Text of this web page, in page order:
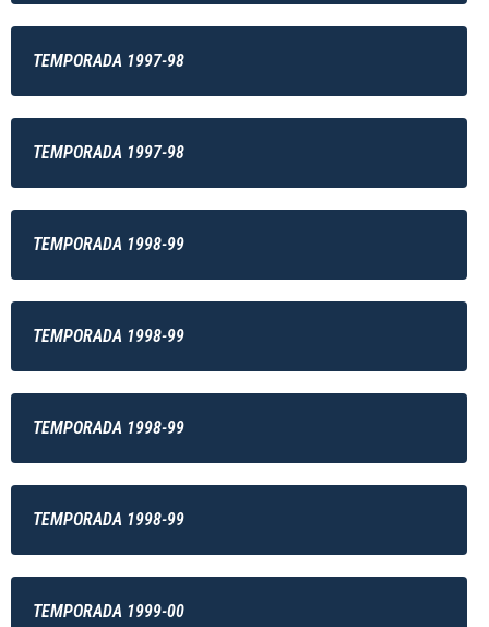
TEMPORADA 1997-98
TEMPORADA 1997-98
TEMPORADA 1998-99
TEMPORADA 1998-99
TEMPORADA 1998-99
TEMPORADA 1998-99
TEMPORADA 1999-00